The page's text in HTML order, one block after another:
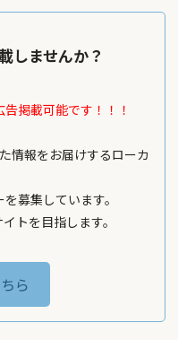
しませんか？
掲載可能です！！！
情報をお届けするローカ
募集しています。
トを目指します。
ら